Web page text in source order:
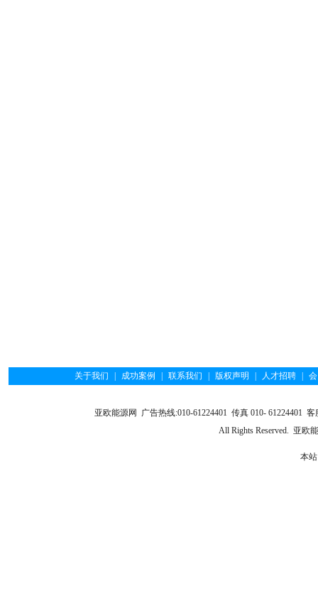
关于我们 成功案例 联系我们 版权声明 人才招聘
亚欧能源网 广告热线:010-61224401 传真 010- 61224401
All Rights Reserved. 亚欧
本